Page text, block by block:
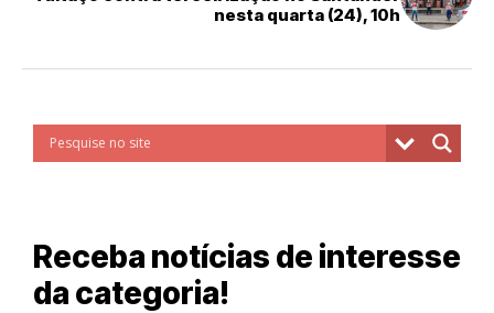
nesta quarta (24), 10h
Receba notícias de interesse
da categoria!